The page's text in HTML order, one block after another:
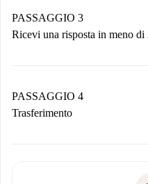
non accetta.
PASSAGGIO 3
Ricevi una risposta in meno di
contatto con il
Se rifiutata: non ti
PASSAGGIO 4
Trasferimento